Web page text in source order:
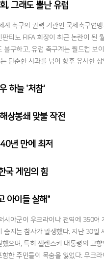
, 그래도 뿔난 유럽
계 축구의 권력 기관인 국제축구연
판티노 FIFA 회장이 최근 논란이 된
불구하고, 유럽 축구계는 월드컵 보
단순한 사과를 넘어 향후 유사한
하늘 '처참'
상봉쇄 맞불 작전
년 만에 최저
국 게임의 힘
아이들 살해"
시아군이 우크라이나 전역에 350여
숨지는 참사가 발생했다. 지난 30일
했으며, 특히 젤렌스키 대통령의 고
함한 주민들이 목숨을 잃었다. 우크